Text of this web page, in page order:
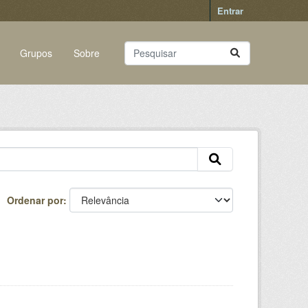
Entrar
Grupos Sobre
Ordenar por